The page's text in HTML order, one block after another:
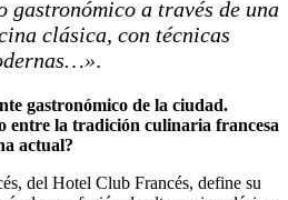
a través de una
clásica, con técnicas
.
gastronómico de la ciudad.
entre la tradición culinaria francesa
actual?
del Hotel Club Francés, define su